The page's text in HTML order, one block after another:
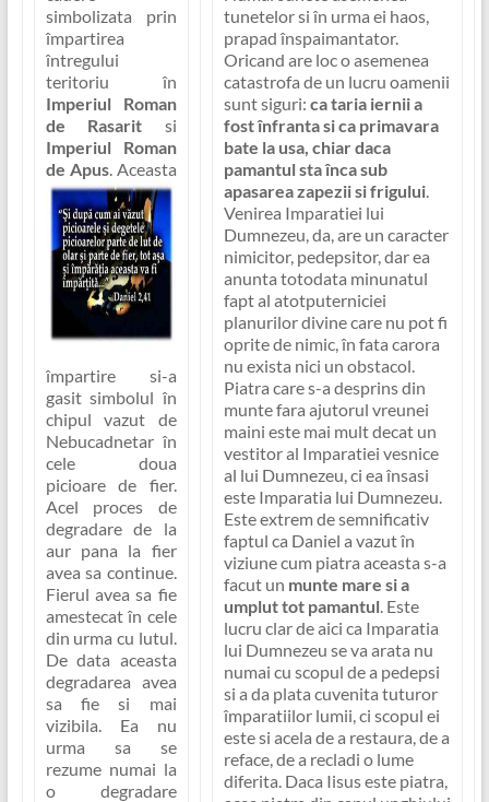
simbolizata prin
împartirea
întregului
teritoriu în
Imperiul Roman
de Rasarit si
Imperiul Roman
de Apus. Aceasta
împartire si-a
gasit simbolul în
chipul vazut de
Nebucadnetar în
cele doua
picioare de fier.
Acel proces de
degradare de la
aur pana la fier
avea sa continue.
Fierul avea sa fie
amestecat în cele
din urma cu lutul.
De data aceasta
degradarea avea
sa fie si mai
vizibila. Ea nu
urma sa se
rezume numai la
o degradare
tunetelor si în urma ei haos,
prapad înspaimantator.
Oricand are loc o asemenea
catastrofa de un lucru oamenii
sunt siguri: ca taria iernii a
fost înfranta si ca primavara
bate la usa, chiar daca
pamantul sta înca sub
apasarea zapezii si frigului.
Venirea Imparatiei lui
Dumnezeu, da, are un caracter
nimicitor, pedepsitor, dar ea
anunta totodata minunatul
fapt al atotputerniciei
planurilor divine care nu pot fi
oprite de nimic, în fata carora
nu exista nici un obstacol.
Piatra care s-a desprins din
munte fara ajutorul vreunei
maini este mai mult decat un
vestitor al Imparatiei vesnice
al lui Dumnezeu, ci ea însasi
este Imparatia lui Dumnezeu.
Este extrem de semnificativ
faptul ca Daniel a vazut în
viziune cum piatra aceasta s-a
facut un munte mare si a
umplut tot pamantul. Este
lucru clar de aici ca Imparatia
lui Dumnezeu se va arata nu
numai cu scopul de a pedepsi
si a da plata cuvenita tuturor
împaratiilor lumii, ci scopul ei
este si acela de a restaura, de a
reface, de a recladi o lume
diferita. Daca Iisus este piatra,